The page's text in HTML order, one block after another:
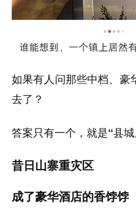
如果有人问那些中档、豪
去了？
答案只有一个，就是“县城
昔日山寨重灾区
成了豪华酒店的香饽饽